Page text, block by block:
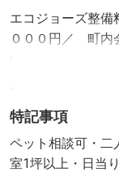
エコジョーズ整
０００円／ 町
２２０００円／
社利用必：要確
ない物件はござい
も窓口一つでご案
ご来店、笑顔でお
特記事項
ペット相談可・二
室1坪以上・日当